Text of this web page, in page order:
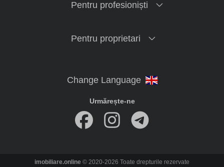
Pentru profesioniști
Pentru proprietari
Urmărește-ne
imobiliare.online © 2020-2026 Toate drepturile rezervate